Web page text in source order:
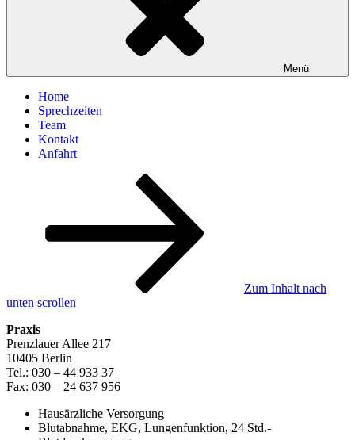
Menü
Home
Sprechzeiten
Team
Kontakt
Anfahrt
Zum Inhalt nach
unten scrollen
Praxis
Prenzlauer Allee 217
10405 Berlin
Tel.: 030 – 44 933 37
Fax: 030 – 24 637 956
Hausärzliche Versorgung
Blutabnahme, EKG, Lungenfunktion, 24 Std.-